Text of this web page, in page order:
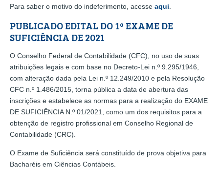
Para saber o motivo do indeferimento, acesse aqui
PUBLICADO EDITAL DO 1º EXAME DE
SUFICIÊNCIA DE 2021
O Conselho Federal de Contabilidade (CFC), no uso de suas
atribuições legais e com base no Decreto-Lei n.º 9.295/1946,
com alteração dada pela Lei n.º 12.249/2010 e pela Resolução
CFC n.º 1.486/2015, torna pública a data de abertura das
inscrições e estabelece as normas para a realização do EXAME
DE SUFICIÊNCIA N.º 01/2021, como um dos requisitos para a
obtenção de registro profissional em Conselho Regional de
Contabilidade (CRC).
O Exame de Suficiência será constituído de prova objetiva para
Bacharéis em Ciências Contábeis.